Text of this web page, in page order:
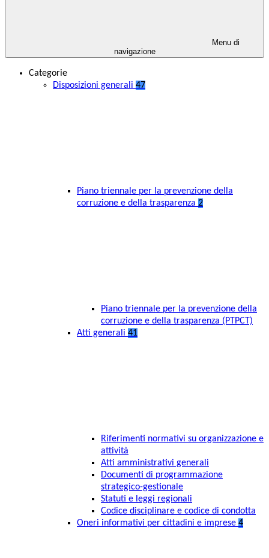
Menu di
navigazione
Categorie
Disposizioni generali 47
Piano triennale per la prevenzione della
corruzione e della trasparenza 2
Piano triennale per la prevenzione della
corruzione e della trasparenza (PTPCT)
Atti generali 41
Riferimenti normativi su organizzazione e
attività
Atti amministrativi generali
Documenti di programmazione
strategico-gestionale
Statuti e leggi regionali
Codice disciplinare e codice di condotta
Oneri informativi per cittadini e imprese 4